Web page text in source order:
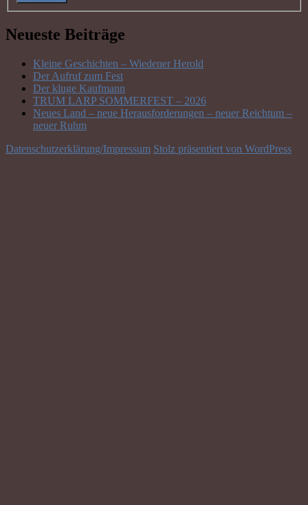
Neueste Beiträge
Kleine Geschichten – Wiedener Herold
Der Aufruf zum Fest
Der kluge Kaufmann
TRUM LARP SOMMERFEST – 2026
Neues Land – neue Herausforderungen – neuer Reichtum –
neuer Ruhm
Datenschutzerklärung/Impressum Stolz präsentiert von WordPress